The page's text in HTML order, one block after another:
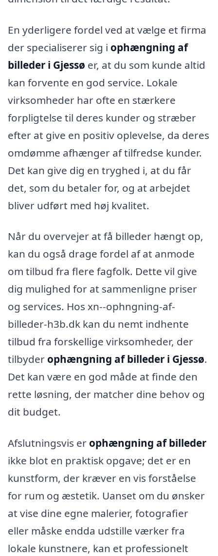
En yderligere fordel ved at vælge et firma
der specialiserer sig i ophængning af
billeder i Gjessø er, at du som kunde altid
kan forvente en god service. Lokale
virksomheder har ofte en stærkere
forpligtelse til deres kunder og stræber
efter at give en positiv oplevelse, da deres
omdømme afhænger af tilfredse kunder.
Det kan give dig en tryghed i, at du får
det, som du betaler for, og at arbejdet
bliver udført med høj kvalitet.
Når du overvejer at få billeder hængt op,
kan du også drage fordel af at anmode
om tilbud fra flere fagfolk. Dette vil give
dig mulighed for at sammenligne priser
og services. Hos xn--ophngning-af-
billeder-h3b.dk kan du nemt indhente
tilbud fra forskellige virksomheder, der
tilbyder ophængning af billeder i Gjessø.
Det kan være en god måde at finde den
rette løsning, der matcher dine behov og
dit budget.
Afslutningsvis er ophængning af billeder
ikke blot en praktisk opgave; det er en
kunstform, der kræver en vis forståelse
for rum og æstetik. Uanset om du ønsker
at vise dine egne malerier, fotografier
eller måske endda udstille værker fra
lokale kunstnere, kan et professionelt